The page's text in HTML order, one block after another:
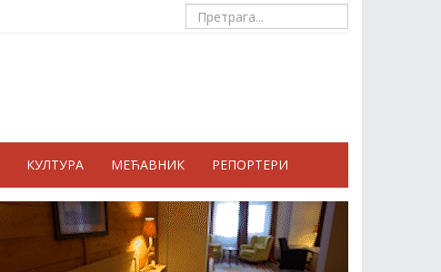
КУЛТУРА МЕЋАВНИК РЕПОРТЕРИ